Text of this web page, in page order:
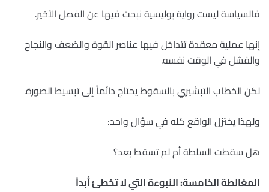
فالسياسة ليست رواية بوليسية نبحث فيها عن الفصل الأخير.
إنها عملية معقدة تتداخل فيها عناصر القوة والضعف والنجاح
والفشل في الوقت نفسه.
لكن الخطاب التبشيري بالسقوط يحتاج دائماً إلى تبسيط الصورة.
ولهذا يختزل الواقع كله في سؤال واحد:
هل سقطت السلطة أم لم تسقط بعد؟
المغالطة الخامسة: النبوءة التي لا تخطئ أبداً